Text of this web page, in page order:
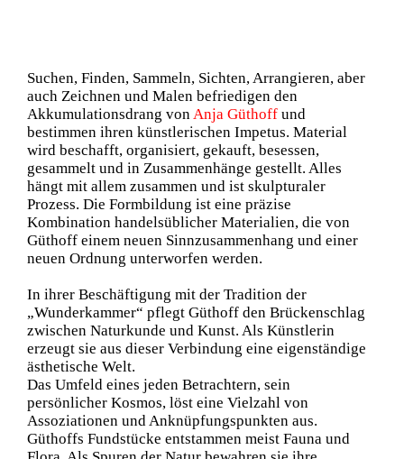
Suchen, Finden, Sammeln, Sichten, Arrangieren, aber
auch Zeichnen und Malen befriedigen den
Akkumulationsdrang vonAnja Güthoff und
bestimmen ihren künstlerischen Impetus. Material
wird beschafft, organisiert, gekauft, besessen,
gesammelt und in Zusammenhänge gestellt. Alles
hängt mit allem zusammen und ist skulpturaler
Prozess. Die Formbildung ist eine präzise
Kombination handelsüblicher Materialien, die von
Güthoff einem neuen Sinnzusammenhang und einer
neuen Ordnung unterworfen werden.
In ihrer Beschäftigung mit der Tradition der
„Wunderkammer“ pflegt Güthoff den Brückenschlag
zwischen Naturkunde und Kunst. Als Künstlerin
erzeugt sie aus dieser Verbindung eine eigenständige
ästhetische Welt.
Das Umfeld eines jeden Betrachtern, sein
persönlicher Kosmos, löst eine Vielzahl von
Assoziationen und Anknüpfungspunkten aus.
Güthoffs Fundstücke entstammen meist Fauna und